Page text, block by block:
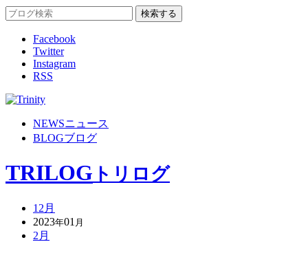
Facebook
Twitter
Instagram
RSS
NEWSニュース
BLOGブログ
TRILOG トリログ
12月
2023年01 月
2月